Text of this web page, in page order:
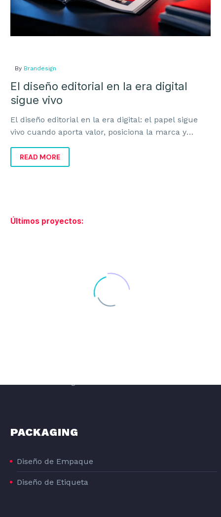
By Brandesign
El diseño editorial en la era digital
sigue vivo
El diseño editorial en la era digital: el papel sigue
vivo cuando aporta valor, posiciona la marca y
READ MORE
Últimos proyectos:
Estrategia de Marca
Identidad Corporativa
Identidad Verbal
Naming y Nomenclatura
Diseño de Logotipos
PACKAGING
Diseño de Empaque
Diseño de Etiqueta